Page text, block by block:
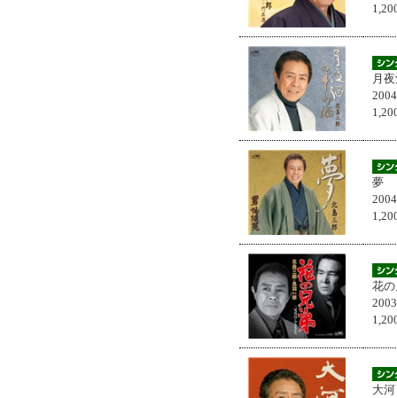
月
夢
花
大河